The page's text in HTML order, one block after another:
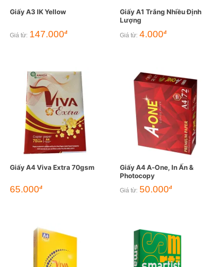
Giấy A3 IK Yellow
Giá từ: 147.000đ
Giấy A1 Trắng Nhiều Định
Lượng
Giá từ: 4.000đ
Giấy A4 Viva Extra 70gsm
65.000đ
Giấy A4 A-One, In Ấn &
Photocopy
Giá từ: 50.000đ